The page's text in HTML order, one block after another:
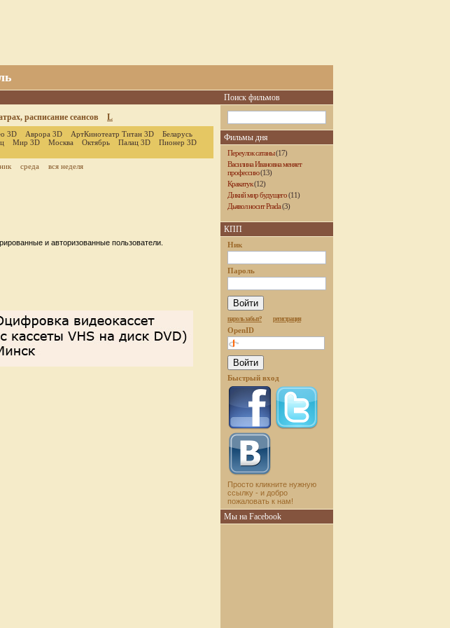
расписание сеансов
L
3D Аврора 3D АртКинотеатр Титан 3D
Беларусь
Мир 3D Москва Октябрь Палац 3D
Пионер 3D
среда вся неделя
и авторизованные пользователи.
Поиск фильмов
Фильмы дня
Переулок сатаны(17)
Василина Ивановна меняет
профессию(13)
Кракатук(12)
Дикий мир будущего(11)
Дьявол носит Prada(3)
КПП
Ник
Пароль
пароль забыт? регистрация
OpenID
Быстрый вход
Просто кликните нужную
ссылку - и добро
пожаловать к нам!
Мы на Facebook